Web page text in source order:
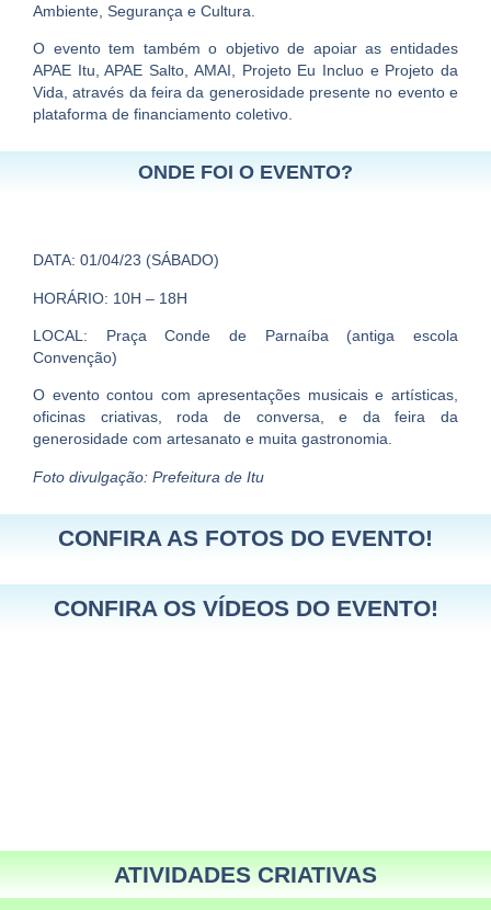
Ambiente, Segurança e Cultura.
O evento tem também o objetivo de apoiar as entidades
APAE Itu, APAE Salto, AMAI, Projeto Eu Incluo e Projeto da
Vida, através da feira da generosidade presente no evento e
plataforma de financiamento coletivo.
ONDE FOI O EVENTO?
DATA: 01/04/23 (SÁBADO)
HORÁRIO: 10H – 18H
LOCAL: Praça Conde de Parnaíba (antiga escola
Convenção)
O evento contou com apresentações musicais e artísticas,
oficinas criativas, roda de conversa, e dafeira da
generosidade com artesanato e muita gastronomia.
Foto divulgação: Prefeitura de Itu
CONFIRA AS FOTOS DO EVENTO!
CONFIRA OS VÍDEOS DO EVENTO!
ATIVIDADES CRIATIVAS